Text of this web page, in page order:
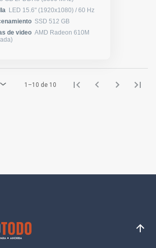
LED 15.6" (1920x1080) / 60 Hz
SSD 512 GB
de video AMD Radeon 610M
1–10 de 10